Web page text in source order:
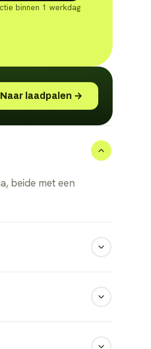
binnen 1 werkdag
Naar laadpalen →
beide met een